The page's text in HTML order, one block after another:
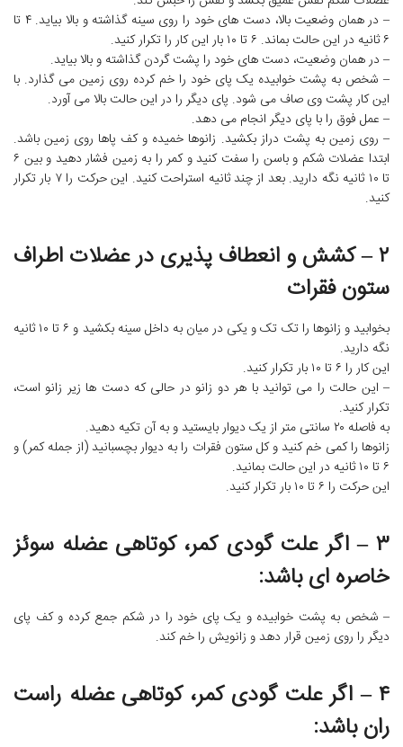
– در همان وضعیت بالا، دست های خود را روی سینه گذاشته و بالا بیاید. ۴ تا
۶ ثانیه در این حالت بماند. ۶ تا ۱۰ بار این کار را تکرار کنید.
– در همان وضعیت، دست های خود را پشت گردن گذاشته و بالا بیاید.
– شخص به پشت خوابیده یک پای خود را خم کرده روی زمین می گذارد. با
این کار پشت وی صاف می شود. پای دیگر را در این حالت بالا می آورد.
– عمل فوق را با پای دیگر انجام می دهد.
– روی زمین به پشت دراز بکشید. زانوها خمیده و کف پاها روی زمین باشد.
ابتدا عضلات شکم و باسن را سفت کنید و کمر را به زمین فشار دهید و بین ۶
تا ۱۰ ثانیه نگه دارید. بعد از چند ثانیه استراحت کنید. این حرکت را ۷ بار تکرار
کنید.
۲ – کشش و انعطاف پذیری در عضلات اطراف
ستون فقرات
بخوابید و زانوها را تک تک و یکی در میان به داخل سینه بکشید و ۶ تا ۱۰ ثانیه
نگه دارید.
این کار را ۶ تا ۱۰ بار تکرار کنید.
– این حالت را می توانید با هر دو زانو در حالی که دست ها زیر زانو است،
تکرار کنید.
به فاصله ۲۰ سانتی متر از یک دیوار بایستید و به آن تکیه دهید.
زانوها را کمی خم کنید و کل ستون فقرات را به دیوار بچسبانید (از جمله کمر) و
۶ تا ۱۰ ثانیه در این حالت بمانید.
این حرکت را ۶ تا ۱۰ بار تکرار کنید.
۳ – اگر علت گودی کمر، کوتاهی عضله سوئز
خاصره ای باشد:
– شخص به پشت خوابیده و یک پای خود را در شکم جمع کرده و کف پای
دیگر را روی زمین قرار دهد و زانویش را خم کند.
۴ – اگر علت گودی کمر، کوتاهی عضله راست
ران باشد: